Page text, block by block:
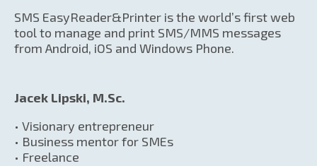
SMS EasyReader&Printer is the world’s first web
tool to manage and print SMS/MMS messages
from Android, iOS and Windows Phone.
Jacek Lipski, M.Sc.
• Visionary entrepreneur
• Business mentor for SMEs
• Freelance